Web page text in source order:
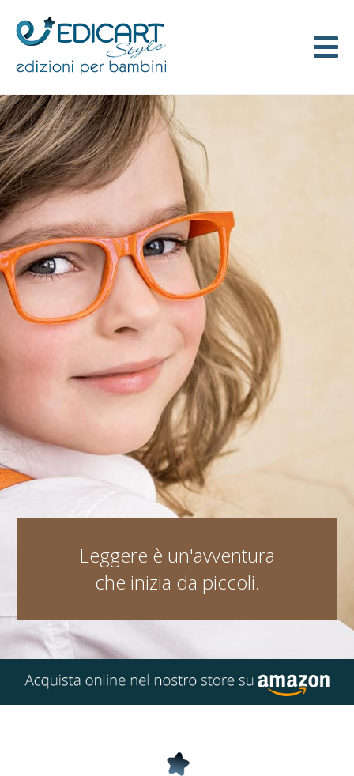
Leggere è un'avventura
che inizia da piccoli.